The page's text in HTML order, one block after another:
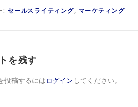
: セールスライティング, マーケティング
を残す
投稿するにはログイン してください。